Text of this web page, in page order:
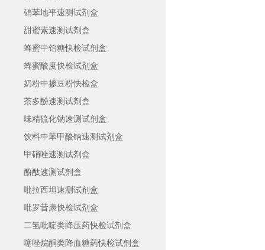
硝苯地平速测试剂盒
甜蜜素速测试剂盒
蜂蜜中饴糖快检试剂盒
蜂蜜酸度快检试剂盒
奶粉中掺豆粉快检盒
​茶多酚速测试剂盒
味精硫化钠速测试剂盒
饮料中苯甲酸钠速测试剂盒
甲硝唑速测试剂盒
酚酞速测试剂盒
吡拉西坦速测试剂盒
吡罗昔康快检试剂盒
二氢吡啶类降压药快检试剂盒
噻唑烷酮类降血糖药快检试剂盒